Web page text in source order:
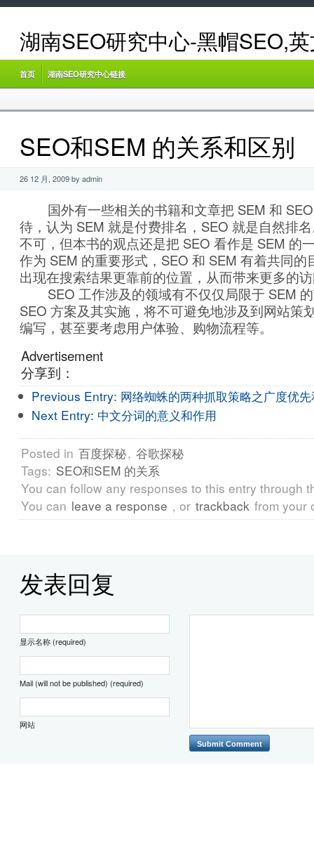
湖南SEO研究中心-黑帽SEO,
首页 湖南SEO研究中心链接
SEO和SEM 的关系和区别
26 12 月, 2009 by admin
国外有一些相关的书籍和文章把 SEM 和
待，认为 SEM 就是付费排名，SEO 就是自然排
不可，但本书的观点还是把 SEO 看作是 SEM 的
作为 SEM 的重要形式，SEO 和 SEM 有着共同的
出现在搜索结果更靠前的位置，从而带来更多的
SEO 工作涉及的领域有不仅仅局限于 SEM
SEO 方案及其实施，将不可避免地涉及到网站策
编写，甚至要考虑用户体验、购物流程等。
Advertisement
分享到：
Previous Entry: 网络蜘蛛的两种抓取策略之广度优
Next Entry: 中文分词的意义和作用
Posted in 百度探秘, 谷歌探秘
Tags: SEO和SEM 的关系
You can follow any responses to this entry through
You can leave a response , or trackback from your
发表回复
显示名称 (required)
Mail (will not be published) (required)
网站